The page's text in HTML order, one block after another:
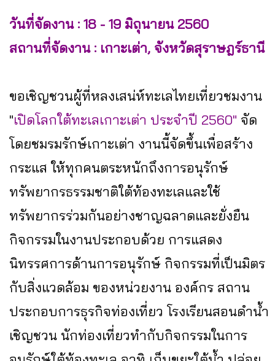
วันที่จัดงาน : 18 - 19 มิถุนายน 2560
สถานที่จัดงาน : เกาะเต่า, จังหวัดสุราษฎร์ธานี
ขอเชิญชวนผู้ที่หลงเสน่ห์ทะเลไทยเที่ยวชมงาน
"เปิดโลกใต้ทะเลเกาะเต่า ประจำปี 2560" จัด
โดยชมรมรักษ์เกาะเต่า งานนี้จัดขึ้นเพื่อสร้าง
กระแส ให้ทุกคนตระหนักถึงการอนุรักษ์
ทรัพยากรธรรมชาติใต้ท้องทะเลและใช้
ทรัพยากรร่วมกันอย่างชาญฉลาดและยั่งยืน
กิจกรรมในงานประกอบด้วย การแสดง
นิทรรศการด้านการอนุรักษ์ กิจกรรมที่เป็นมิตร
กับสิ่งแวดล้อม ของหน่วยงาน องค์กร สถาน
ประกอบการธุรกิจท่องเที่ยว โรงเรียนสอนดำน้ำ
เชิญชวน นักท่องเที่ยวทำกับกิจกรรมในการ